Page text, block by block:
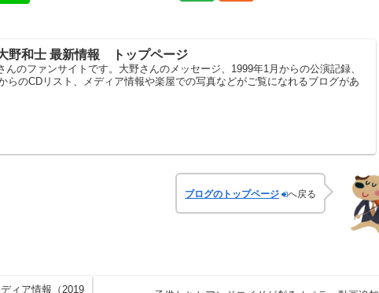
野和士 最新情報 トップページ
んのファンサイトです。大野さんのメッセージ、1999年1月からの公演記録、
らのCDリスト、メディア情報や楽屋での写真などがご覧になれるブログがあ
ブログのトップページ へ戻る
ィア情報（2019